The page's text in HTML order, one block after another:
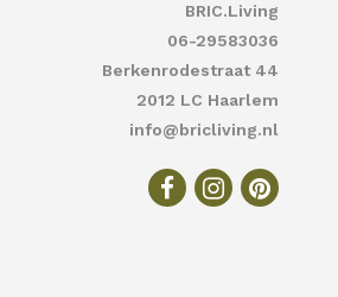
BRIC.Living
06-29583036
Berkenrodestraat 44
2012 LC Haarlem
info@bricliving.nl